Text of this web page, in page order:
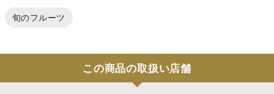
旬のフルーツ
この商品の取扱い店舗